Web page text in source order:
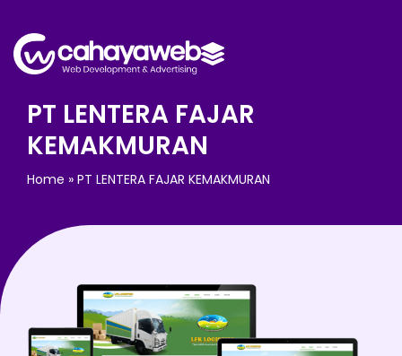
PT LENTERA FAJAR
KEMAKMURAN
Home » PT LENTERA FAJAR KEMAKMURAN